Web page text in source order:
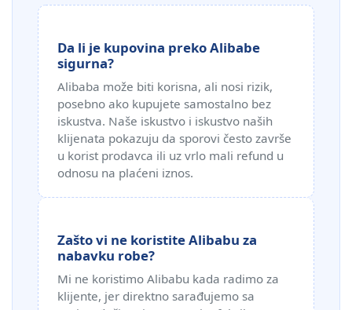
Da li je kupovina preko Alibabe
sigurna?
Alibaba može biti korisna, ali nosi rizik,
posebno ako kupujete samostalno bez
iskustva. Naše iskustvo i iskustvo naših
klijenata pokazuju da sporovi često završe
u korist prodavca ili uz vrlo mali refund u
odnosu na plaćeni iznos.
Zašto vi ne koristite Alibabu za
nabavku robe?
Mi ne koristimo Alibabu kada radimo za
klijente, jer direktno sarađujemo sa